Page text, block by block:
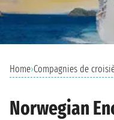
Home›Compagnies de
Norwegian